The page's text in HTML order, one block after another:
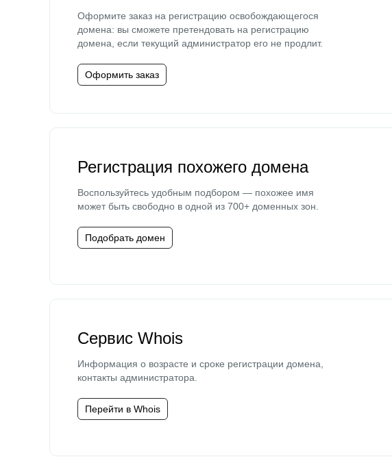
Оформите заказ на регистрацию освобождающегося
домена: вы сможете претендовать на регистрацию
домена, если текущий администратор его не продлит.
Оформить заказ
Регистрация похожего домена
Воспользуйтесь удобным подбором — похожее имя
может быть свободно в одной из 700+ доменных зон.
Подобрать домен
Сервис Whois
Информация о возрасте и сроке регистрации домена,
контакты администратора.
Перейти в Whois